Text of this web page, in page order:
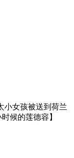
小女孩被送到荷兰
候的莲德容】